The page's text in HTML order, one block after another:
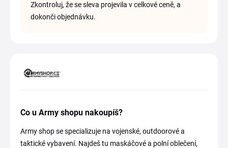
Zkontroluj, že se sleva projevila v celkové ceně, a
dokonči objednávku.
Co u Army shopu nakoupíš?
Army shop se specializuje na vojenské, outdoorové a
taktické vybavení. Najdeš tu maskáčové a polní oblečení,